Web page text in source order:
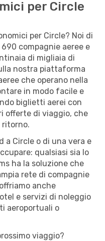
per Circle
per Circle? Noi di
compagnie aeree e
di migliaia di
nostra piattaforma
che operano nella
in modo facile e
biglietti aerei con
offerte di viaggio, che
ritorno.
a Circle o di una vera e
qualsiasi sia lo
ha la soluzione che
rete di compagnie
anche
e servizi di noleggio
aeroportuali o
viaggio?